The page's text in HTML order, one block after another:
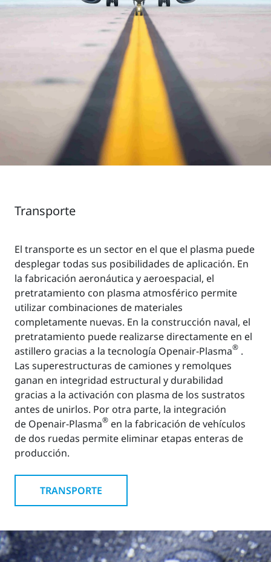
Transporte
El transporte es un sector en el que el plasma puede
desplegar todas sus posibilidades de aplicación. En
la fabricación aeronáutica y aeroespacial, el
pretratamiento con plasma atmosférico permite
utilizar combinaciones de materiales
completamente nuevas. En la construcción naval, el
pretratamiento puede realizarse directamente en el
astillero gracias a la tecnología Openair-Plasma® .
Las superestructuras de camiones y remolques
ganan en integridad estructural y durabilidad
gracias a la activación con plasma de los sustratos
antes de unirlos. Por otra parte, la integración
de Openair-Plasma® en la fabricación de vehículos
de dos ruedas permite eliminar etapas enteras de
producción.
TRANSPORTE